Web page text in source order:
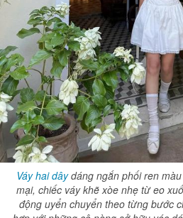
Váy hai dâydáng ngắn phối ren
mại, chiếc váy khẽ xòe nhẹ từ eo
động uyển chuyển theo từng bước